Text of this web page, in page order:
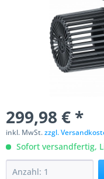
299,98 € *
inkl. MwSt.zzgl.
Sofort versandfertig,